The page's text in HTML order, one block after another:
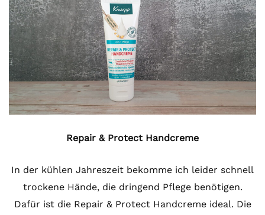
Repair & Protect Handcreme
In der kühlen Jahreszeit bekomme ich leider schnell
trockene Hände, die dringend Pflege benötigen.
Dafür ist die Repair & Protect Handcreme ideal. Die